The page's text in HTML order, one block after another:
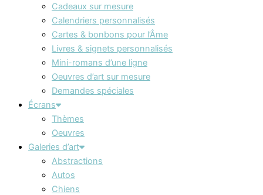
Cadeaux sur mesure
Calendriers personnalisés
Cartes & bonbons pour l’Âme
Livres & signets personnalisés
Mini-romans d’une ligne
Oeuvres d’art sur mesure
Demandes spéciales
Écrans
Thèmes
Oeuvres
Galeries d’art
Abstractions
Autos
Chiens